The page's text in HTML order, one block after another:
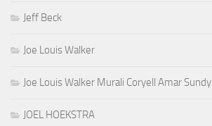
Jeff Beck
Joe Louis Walker
Joe Louis Walker Murali Coryell Amar Sundy
JOEL HOEKSTRA